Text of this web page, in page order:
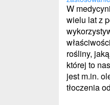
W
wielu lat z
rośliny,
której to
jest m.in.
tłoczenia